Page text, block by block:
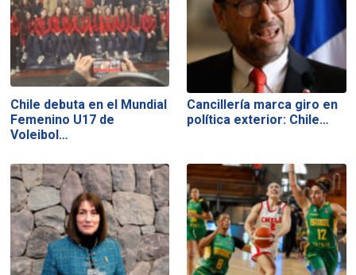
Chile debuta en el Mundial
Femenino U17 de
Voleibol…
Cancillería marca giro en
política exterior: Chile…